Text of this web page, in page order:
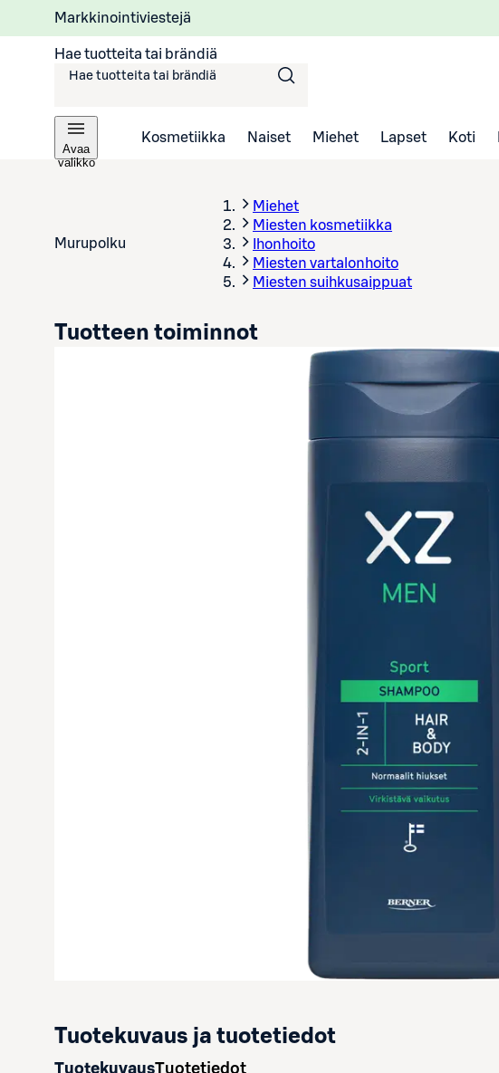
Markkinointiviestejä
Hae tuotteita tai brändiä
Avaa
valikko
Kosmetiikka Naiset Miehet Lapset Koti
Murupolku
Miehet
Miesten kosmetiikka
Ihonhoito
Miesten vartalonhoito
Miesten suihkusaippuat
Avaa tuotekuva suurennettuna
Tuotteen toiminnot
Tuotekuvaus ja tuotetiedot
TuotekuvausTuotetiedot